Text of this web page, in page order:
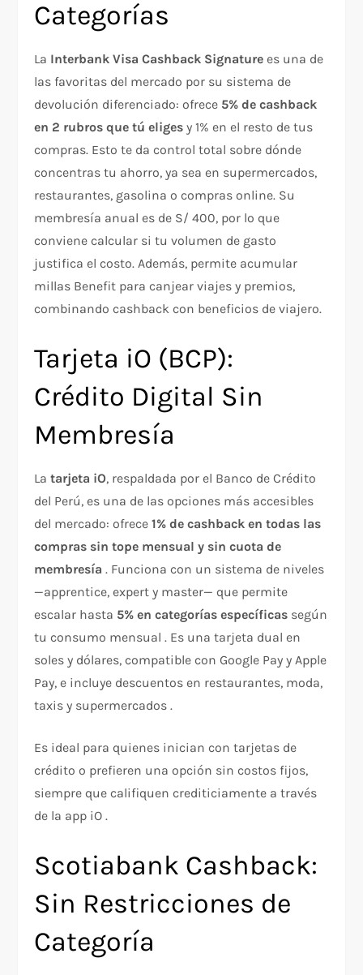
Categorías
La Interbank Visa Cashback Signature es una de
las favoritas del mercado por su sistema de
devolución diferenciado: ofrece 5% de cashback
en 2 rubros que tú eliges y 1% en el resto de tus
compras. Esto te da control total sobre dónde
concentras tu ahorro, ya sea en supermercados,
restaurantes, gasolina o compras online. Su
membresía anual es de S/ 400, por lo que
conviene calcular si tu volumen de gasto
justifica el costo. Además, permite acumular
millas Benefit para canjear viajes y premios,
combinando cashback con beneficios de viajero.
Tarjeta iO (BCP):
Crédito Digital Sin
Membresía
Latarjeta iO, respaldada por el Banco de Crédito
del Perú, es una de las opciones más accesibles
del mercado: ofrece1% de cashback en todas las
compras sin tope mensual y sin cuota de
membresía . Funciona con un sistema de niveles
—apprentice, expert y master— que permite
escalar hasta 5% en categorías específicas según
tu consumo mensual . Es una tarjeta dual en
soles y dólares, compatible con Google Pay y Apple
Pay, e incluye descuentos en restaurantes, moda,
taxis y supermercados .
Es ideal para quienes inician con tarjetas de
crédito o prefieren una opción sin costos fijos,
siempre que califiquen crediticiamente a través
de la app iO .
Scotiabank Cashback:
Sin Restricciones de
Categoría